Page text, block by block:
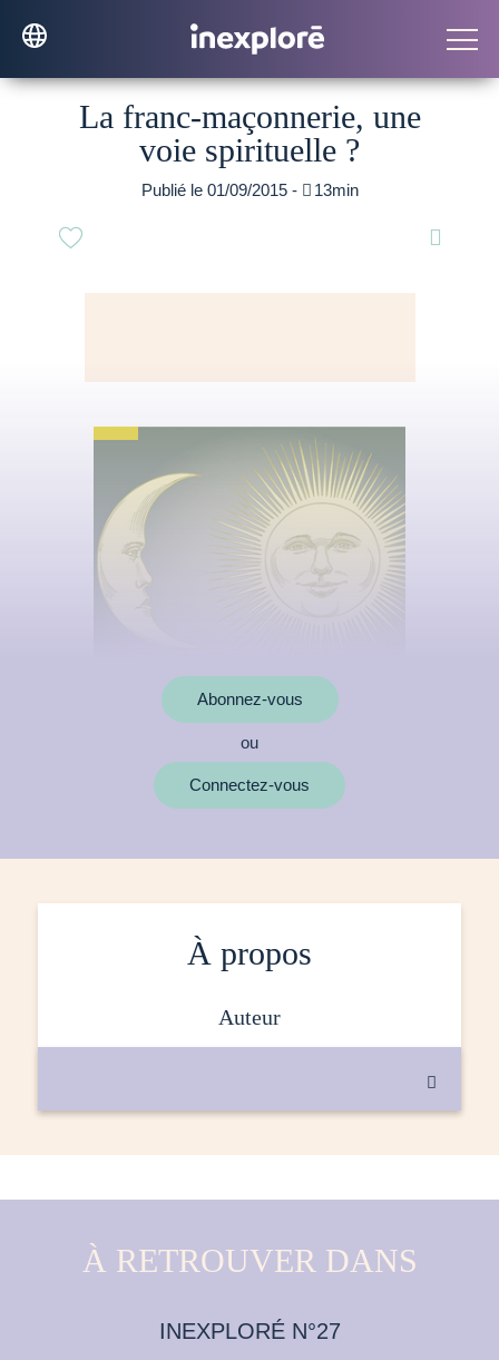
La franc-maçonnerie, une
voie spirituelle ?
Publié le 01/09/2015 -  13min

Abonnez-vous
ou
Connectez-vous
À propos
auteur

À RETROUVER DANS
INEXPLORÉ N°27